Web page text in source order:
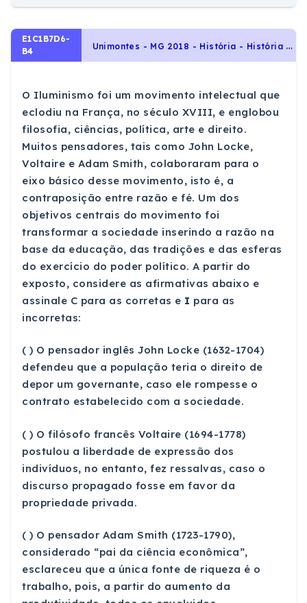
E1C1B7D6-
B4
U
nimontes - MG 2018 - História - História Geral, Revolução Intelectual do século XVIII: Iluminismo
O Iluminismo foi um movimento intelectual que
eclodiu na França, no século XVIII, e englobou
filosofia, ciências, política, arte e direito.
Muitos pensadores, tais como John Locke,
Voltaire e Adam Smith, colaboraram para o
eixo básico desse movimento, isto é, a
contraposição entre razão e fé. Um dos
objetivos centrais do movimento foi
transformar a sociedade inserindo a razão na
base da educação, das tradições e das esferas
do exercício do poder político. A partir do
exposto, considere as afirmativas abaixo e
assinale C para as corretas e I para as
incorretas:
( ) O pensador inglês John Locke (1632-1704)
defendeu que a população teria o direito de
depor um governante, caso ele rompesse o
contrato estabelecido com a sociedade.
( ) O filósofo francês Voltaire (1694-1778)
postulou a liberdade de expressão dos
indivíduos, no entanto, fez ressalvas, caso o
discurso propagado fosse em favor da
propriedade privada.
( ) O pensador Adam Smith (1723-1790),
considerado “pai da ciência econômica”,
esclareceu que a única fonte de riqueza é o
trabalho, pois, a partir do aumento da